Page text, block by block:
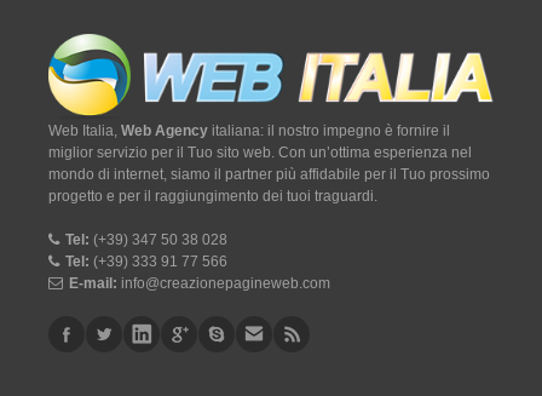
Web Italia, Web Agency italiana: il nostro impegno è fornire il
miglior servizio per il Tuo sito web. Con un’ottima esperienza nel
mondo di internet, siamo il partner più affidabile per il Tuo prossimo
progetto e per il raggiungimento dei tuoi traguardi.
Tel: (+39) 347 50 38 028
Tel: (+39) 333 91 77 566
E-mail: info@creazionepagineweb.com